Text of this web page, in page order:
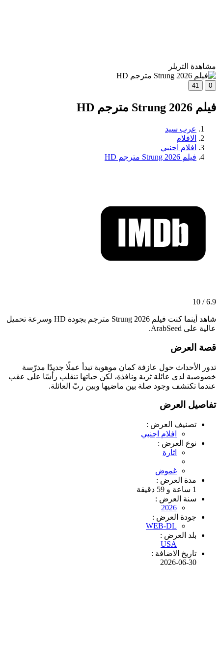
مشاهدة التريلر
0
41
فيلم Strung 2026 مترجم HD
عرب سيد
الافلام
افلام اجنبي
فيلم Strung 2026 مترجم HD
6.9 / 10
شاهد أينما كنت فيلم Strung 2026 مترجم بجودة HD وسرعة تحميل
عالية على ArabSeed.
قصة العرض
تدور الأحداث حول عازفة كمان موهوبة تبدأ عملًا جديدًا مدرّسة
خصوصية لدى عائلة ثرية ونافذة، لكن حياتها تنقلب رأسًا على عقب
عندما تكتشف وجود صلة بين ماضيها وبين ربّ العائلة.
تفاصيل العرض
تصنيف العرض :
افلام اجنبي
نوع العرض :
اثارة
غموض
مدة العرض :
1 ساعة و 59 دقيقة
سنة العرض :
2026
جودة العرض :
WEB-DL
بلد العرض :
USA
تاريخ الاضافة :
2026-06-30